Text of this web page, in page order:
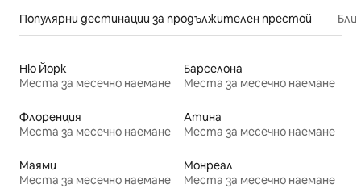
Популярни дестинации за продължителен престой
Ню Йорк
Места за месечно наемане
Барселона
Места за месечно наемане
Флоренция
Места за месечно наемане
Атина
Места за месечно наемане
Маями
Места за месечно наемане
Монреал
Места за месечно наемане